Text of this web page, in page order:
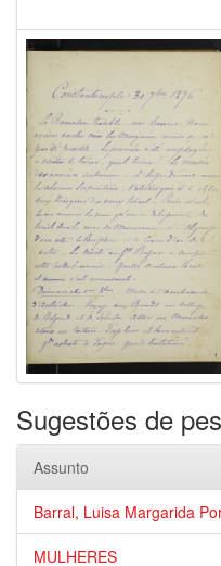
Sugestões de
Assunto
Barral, Luisa Margarida
MULHERES